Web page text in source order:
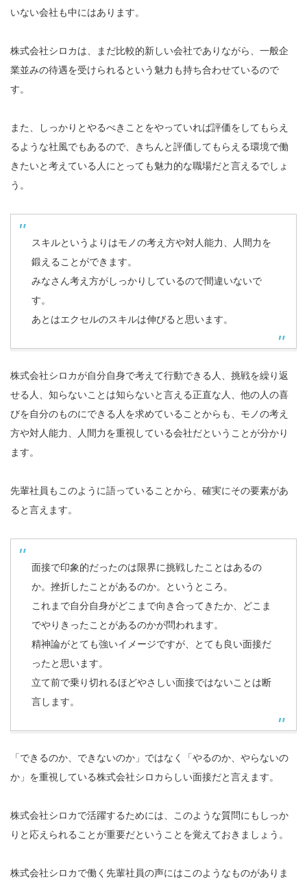
いない会社も中にはあります。
株式会社シロカは、まだ比較的新しい会社でありながら、一般企
業並みの待遇を受けられるという魅力も持ち合わせているので
す。
また、しっかりとやるべきことをやっていれば評価をしてもらえ
るような社風でもあるので、きちんと評価してもらえる環境で働
きたいと考えている人にとっても魅力的な職場だと言えるでしょ
う。
スキルというよりはモノの考え方や対人能力、人間力を
鍛えることができます。
みなさん考え方がしっかりしているので間違いないで
す。
あとはエクセルのスキルは伸びると思います。
株式会社シロカが自分自身で考えて行動できる人、挑戦を繰り返
せる人、知らないことは知らないと言える正直な人、他の人の喜
びを自分のものにできる人を求めていることからも、モノの考え
方や対人能力、人間力を重視している会社だということが分かり
ます。
先輩社員もこのように語っていることから、確実にその要素があ
ると言えます。
面接で印象的だったのは限界に挑戦したことはあるの
か。挫折したことがあるのか。というところ。
これまで自分自身がどこまで向き合ってきたか、どこま
でやりきったことがあるのかが問われます。
精神論がとても強いイメージですが、とても良い面接だ
ったと思います。
立て前で乗り切れるほどやさしい面接ではないことは断
言します。
「できるのか、できないのか」ではなく「やるのか、やらないの
か」を重視している株式会社シロカらしい面接だと言えます。
株式会社シロカで活躍するためには、このような質問にもしっか
りと応えられることが重要だということを覚えておきましょう。
株式会社シロカで働く先輩社員の声にはこのようなものがありま